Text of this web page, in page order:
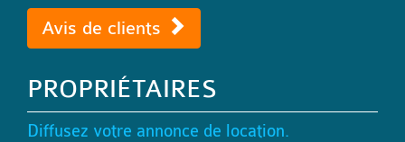
Avis de clients
PROPRIÉTAIRES
Diffusez votre annonce de location.